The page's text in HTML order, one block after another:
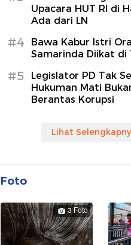
Upacara HUT RI di
Ada dari LN
#4
Bawa Kabur Istri
Samarinda Diikat di
#5
Legislator PD Tak
Hukuman Mati
Berantas Korupsi
Lihat
Foto
3 Foto